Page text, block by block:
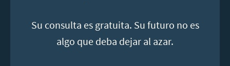
Su consulta es gratuita. Su futuro no es
algo que deba dejar al azar.